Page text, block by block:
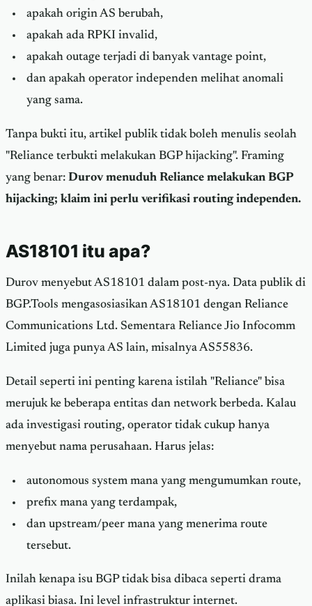
apakah origin AS berubah,
apakah ada RPKI invalid,
apakah outage terjadi di banyak vantage point,
dan apakah operator independen melihat anomali
yang sama.
Tanpa bukti itu, artikel publik tidak boleh menulis seolah
"Reliance terbukti melakukan BGP hijacking". Framing
yang benar: Durov menuduh Reliance melakukan BGP
hijacking; klaim ini perlu verifikasi routing independen.
AS18101 itu apa?
Durov menyebut AS18101 dalam post-nya. Data publik di
BGP.Tools mengasosiasikan AS18101 dengan Reliance
Communications Ltd. Sementara Reliance Jio Infocomm
Limited juga punya AS lain, misalnya AS55836.
Detail seperti ini penting karena istilah "Reliance" bisa
merujuk ke beberapa entitas dan network berbeda. Kalau
ada investigasi routing, operator tidak cukup hanya
menyebut nama perusahaan. Harus jelas:
autonomous system mana yang mengumumkan route,
prefix mana yang terdampak,
dan upstream/peer mana yang menerima route
tersebut.
Inilah kenapa isu BGP tidak bisa dibaca seperti drama
aplikasi biasa. Ini level infrastruktur internet.